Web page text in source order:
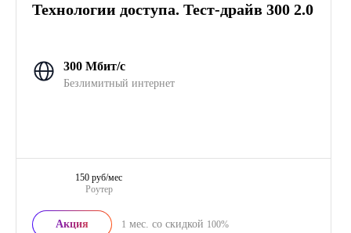
Технологии доступа. Тест-драйв 300 2.0
300 Мбит/с
Безлимитный интернет
Роутер
150 руб/мес
Акция 1 мес. со скидкой 100%